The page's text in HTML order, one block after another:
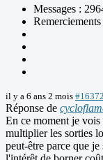
Messages :
il y a 6 ans 2 mois
Réponse de
En ce moment je vois
multiplier les sorties
peut-être parce que